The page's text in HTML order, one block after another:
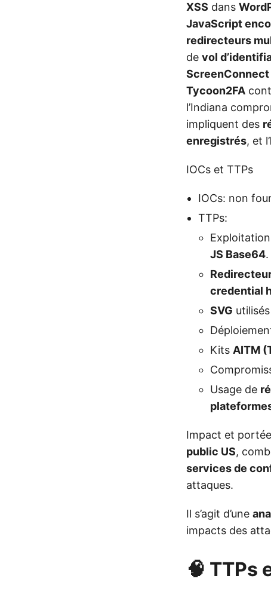
XSS dans
JavaScript
redirecteurs
de vol
ScreenConnect
Tycoon2FA
l’Indiana
impliquent des
enregistrés, et l’
IOCs et TTPs
IOCs: non
TTPs:
Exploitation
JS Base64.
credential
SVG
Kits AITM
Usage de
Impact et
public US,
services de
attaques.
Il s’agit d’une
impacts des
🧠 TTPs